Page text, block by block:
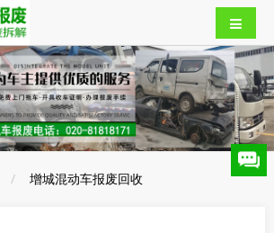
增城混动车报废回收